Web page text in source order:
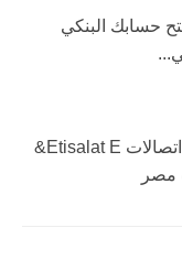
حسابك البنكي
تعرف علي فروع اتصالات Etisalat E&
مصر